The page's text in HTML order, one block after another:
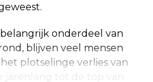
onderdeel van
blijven veel mensen
plotselinge verlies van
jarenlang tot de top van